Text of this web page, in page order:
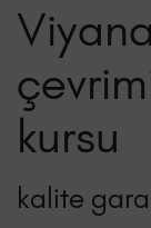
kursu
kalite